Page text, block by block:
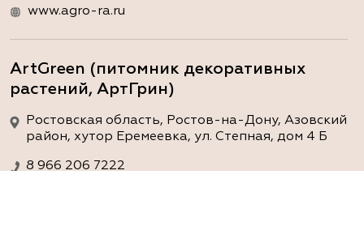
www.agro-ra.ru
ArtGreen (питомник декоративных
растений, АртГрин)
Ростовская область, Ростов-на-Дону, Азовский
район, хутор Еремеевка, ул. Степная, дом 4 Б
8 966 206 7222